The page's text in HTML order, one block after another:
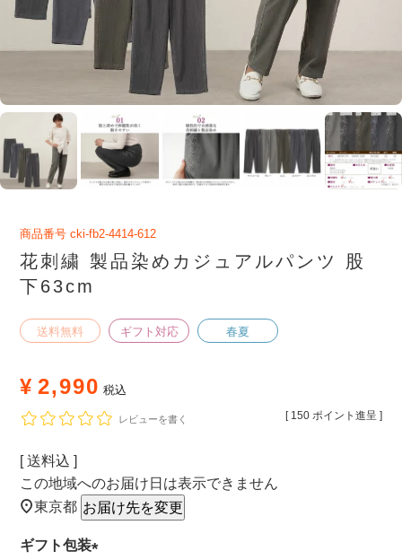
商品番号 cki-fb2-4414-612
花刺繍 製品染めカジュアルパンツ 股
下63cm
送料無料 ギフト対応 春夏
¥ 2,990 税込
[ 150 ポイント進呈 ]
レビューを書く
送料込
この地域へのお届け日は表示できません
東京都 お届け先を変更
ギフト包装